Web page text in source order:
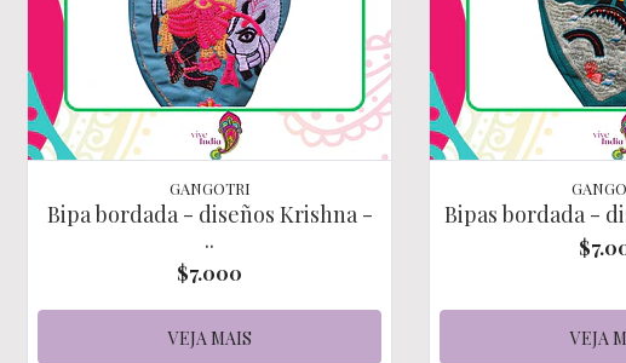
GANGOTRI
Bipa bordada - diseños Krishna -
..
$7.000
VEJA MAIS
Bipas bordada -
VEJA